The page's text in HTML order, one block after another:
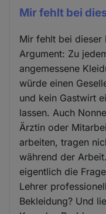
Mir fehlt bei
Mir fehlt bei dieser
Argument: Zu
angemessene
würde einen
und kein Gastwirt
lassen. Auch
Ärztin oder
arbeiten, tragen
während der
eigentlich die
Lehrer
Bekleidung? Und